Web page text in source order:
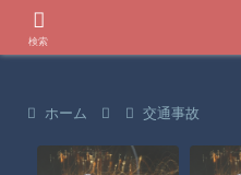
ホーム 交通事故
検索